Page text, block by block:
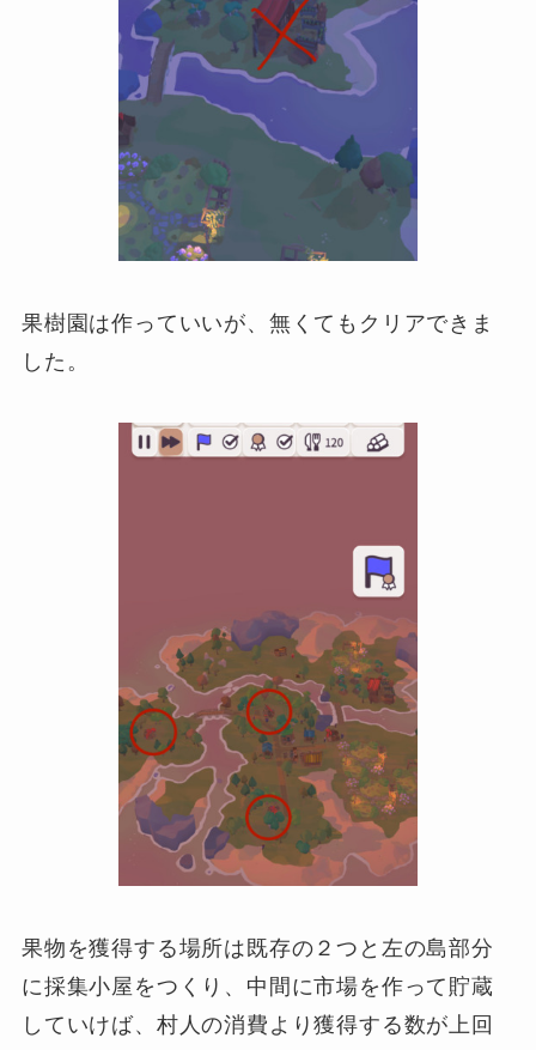
果樹園は作っていいが、無くてもクリアできま
した。
果物を獲得する場所は既存の２つと左の島部分
に採集小屋をつくり、中間に市場を作って貯蔵
していけば、村人の消費より獲得する数が上回